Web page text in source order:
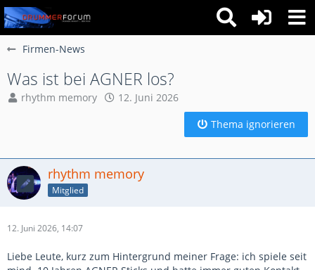
Firmen-News
Was ist bei AGNER los?
rhythm memory
12. Juni 2026
Thema ignorieren
rhythm memory
Mitglied
12. Juni 2026, 14:07
Liebe Leute, kurz zum Hintergrund meiner Frage: ich spiele seit